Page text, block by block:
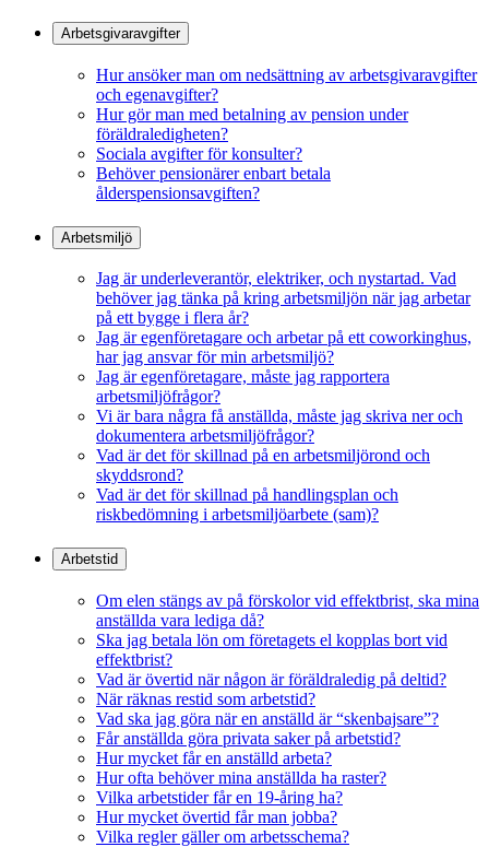
Arbetsgivaravgifter
Hur ansöker man om nedsättning av arbetsgivaravgifter
och egenavgifter?
Hur gör man med betalning av pension under
föräldraledigheten?
Sociala avgifter för konsulter?
Behöver pensionärer enbart betala
ålderspensionsavgiften?
Arbetsmiljö
Jag är underleverantör, elektriker, och nystartad. Vad
behöver jag tänka på kring arbetsmiljön när jag arbetar
på ett bygge i flera år?
Jag är egenföretagare och arbetar på ett coworkinghus,
har jag ansvar för min arbetsmiljö?
Jag är egenföretagare, måste jag rapportera
arbetsmiljöfrågor?
Vi är bara några få anställda, måste jag skriva ner och
dokumentera arbetsmiljöfrågor?
Vad är det för skillnad på en arbetsmiljörond och
skyddsrond?
Vad är det för skillnad på handlingsplan och
riskbedömning i arbetsmiljöarbete (sam)?
Arbetstid
Om elen stängs av på förskolor vid effektbrist, ska mina
anställda vara lediga då?
Ska jag betala lön om företagets el kopplas bort vid
effektbrist?
Vad är övertid när någon är föräldraledig på deltid?
När räknas restid som arbetstid?
Vad ska jag göra när en anställd är “skenbajsare”?
Får anställda göra privata saker på arbetstid?
Hur mycket får en anställd arbeta?
Hur ofta behöver mina anställda ha raster?
Vilka arbetstider får en 19-åring ha?
Hur mycket övertid får man jobba?
Vilka regler gäller om arbetsschema?